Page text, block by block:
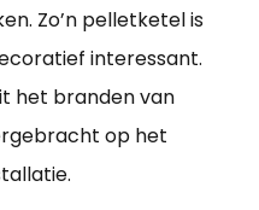
Zo’n pelletketel is
interessant.
het branden van
op het